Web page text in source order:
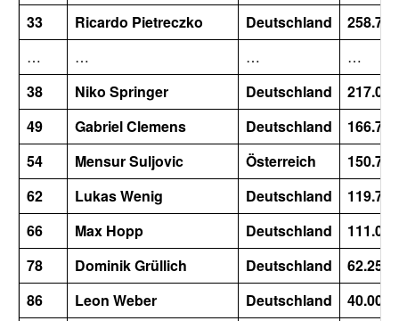
33
Ricardo Pietreczko Deutschland
258.750
…
… …
…
38
Niko Springer Deutschland
217.000
49
Gabriel Clemens Deutschland
166.750
54
Mensur Suljovic Österreich
150.750
62
Lukas Wenig Deutschland
119.750
66
Max Hopp Deutschland
111.000
78
Dominik Grüllich Deutschland
62.250
86
Leon Weber Deutschland
40.000